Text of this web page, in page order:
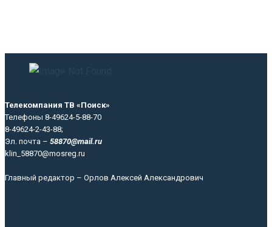
Телекомпания ТВ «Поиск»
Телефоны 8-49624-5-88-70
8-49624-2-43-88;
Эл. почта – 58870@mail.ru
klin_58870@mosreg.ru
Главный редактор – Орлов Алексей Александрович